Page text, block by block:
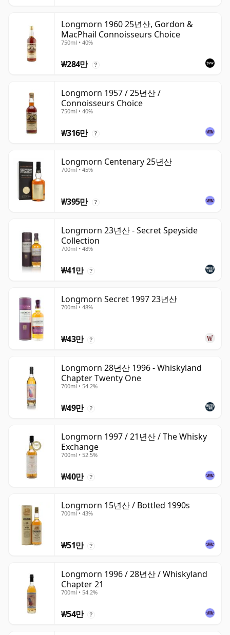
Longmorn 1960 25년산, Gordon &
MacPhail Connoisseurs Choice
750ml • 40%
₩284만 ?
Longmorn 1957 / 25년산 /
Connoisseurs Choice
750ml • 40%
₩316만 ?
Longmorn Centenary 25년산
700ml • 45%
₩395만 ?
Longmorn 23년산 - Secret Speyside
Collection
700ml • 48%
₩41만 ?
Longmorn Secret 1997 23년산
700ml • 48%
₩43만 ?
Longmorn 28년산 1996 - Whiskyland
Chapter Twenty One
700ml • 54.2%
₩49만 ?
Longmorn 1997 / 21년산 / The Whisky
Exchange
700ml • 52.5%
₩40만 ?
Longmorn 15년산 / Bottled 1990s
700ml • 43%
₩51만 ?
Longmorn 1996 / 28년산 / Whiskyland
Chapter 21
700ml • 54.2%
₩54만 ?